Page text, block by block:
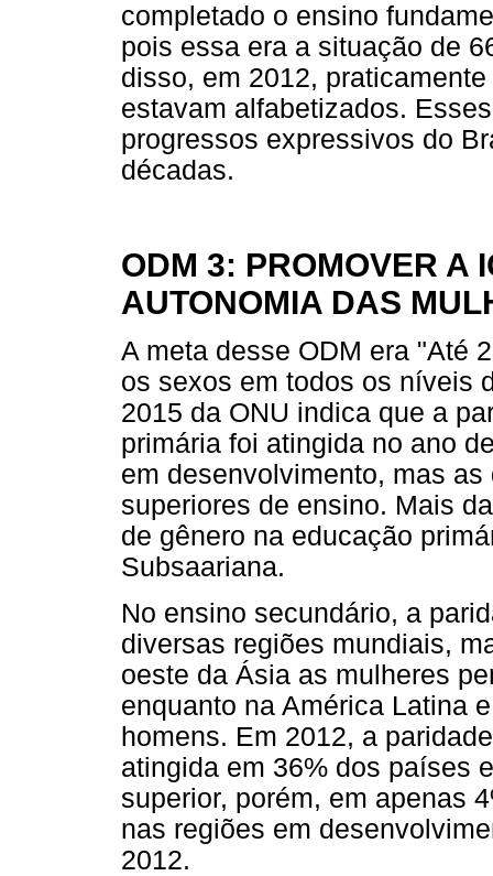
completado o ensino
pois essa era a situação de
disso, em 2012,
estavam alfabetizados.
progressos expressivos do
décadas.
ODM 3: PROMOVER A
AUTONOMIA DAS
A meta desse ODM era "Até
os sexos em todos os níveis
2015 da ONU indica que a
primária foi atingida no ano
em desenvolvimento, mas
superiores de ensino. Mais
de gênero na educação
Subsaariana.
No ensino secundário, a
diversas regiões mundiais,
oeste da Ásia as mulheres
enquanto na América Latina
homens. Em 2012, a
atingida em 36% dos países
superior, porém, em apenas
nas regiões em
2012.